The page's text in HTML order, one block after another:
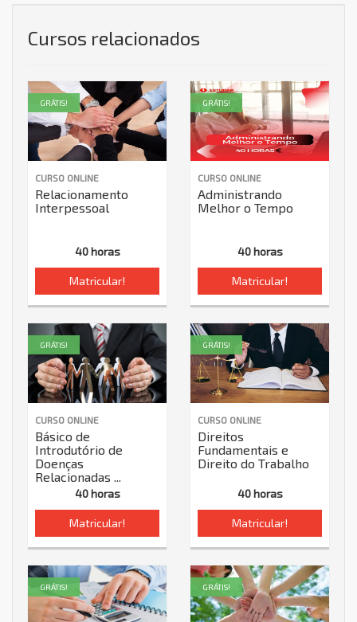
Cursos relacionados
CURSO ONLINE
Relacionamento
Interpessoal
40 horas
Matricular!
GRÁTIS!
CURSO ONLINE
Administrando
Melhor o Tempo
40 horas
Matricular!
GRÁTIS!
CURSO ONLINE
Básico de
Introdutório de
Doenças
Relacionadas ...
40 horas
Matricular!
GRÁTIS!
CURSO ONLINE
Direitos
Fundamentais e
Direito do Trabalho
40 horas
Matricular!
GRÁTIS!
GRÁTIS! GRÁTIS!